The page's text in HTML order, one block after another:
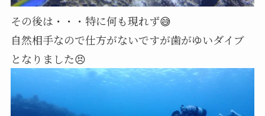
その後は・・・特に何も現れず😅
自然相手なので仕方がないですが歯がゆいダイブ
となりました😣